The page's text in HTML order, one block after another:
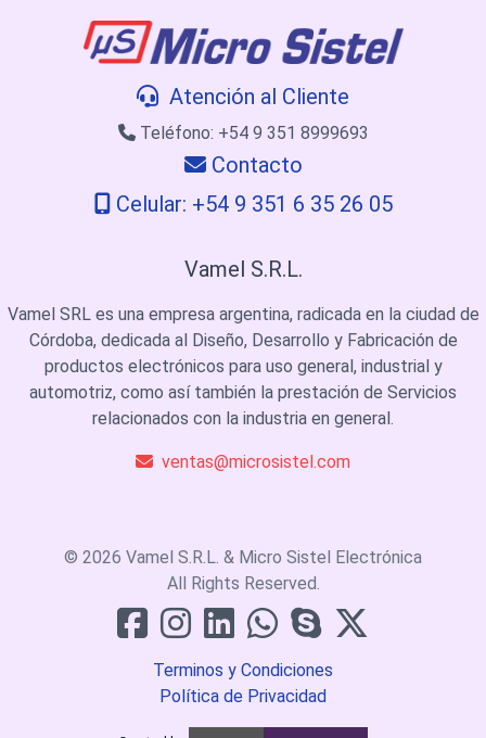
Atención al Cliente
Teléfono: +54 9 351 8999693
Contacto
Celular: +54 9 351 6 35 26 05
Vamel S.R.L.
Vamel SRL es una empresa argentina, radicada en la ciudad de
Córdoba, dedicada al Diseño, Desarrollo y Fabricación de
productos electrónicos para uso general, industrial y
automotriz, como así también la prestación de Servicios
relacionados con la industria en general.
ventas@microsistel.com
© 2026 Vamel S.R.L. & Micro Sistel Electrónica
All Rights Reserved.
Terminos y Condiciones
Política de Privacidad